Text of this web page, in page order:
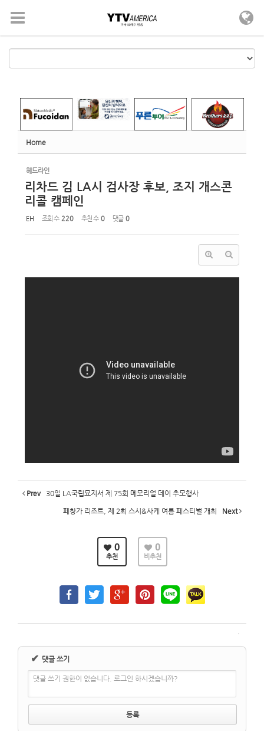
Home
헤드라인
리차드 김 LA시 검사장 후보, 조지 개스콘
리콜 캠페인
EH 조회 수 220 추천 수 0 댓글 0
Prev 30일 LA국립묘지서 제 75회 메모리얼 데이 추모행사
페창가 리조트, 제 2회 스시&사케 여름 페스티벌 개최 Next
0
추천
0
비추천
✔ 댓글 쓰기
댓글 쓰기 권한이 없습니다. 로그인 하시겠습니까?